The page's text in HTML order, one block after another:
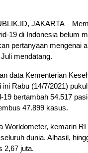
JAKARTA –
19 di Indonesia belum
pertanyaan mengenai
mendatang.
data Kementerian
ini Rabu (14/7/2021)
19 bertambah 54.517
47.899 kasus.
Worldometer, kemarin
dunia. Alhasil,
2,67 juta.